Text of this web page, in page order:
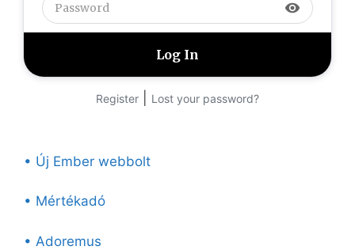
visibility
Register Lost your password?
• Új Ember webbolt
• Mértékadó
• Adoremus